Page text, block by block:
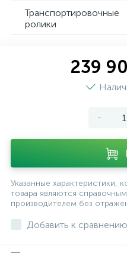
Транспортировочные
ролики
239
-
Указанные характеристики,
товара являются
производителем без
Добавить к сравнению